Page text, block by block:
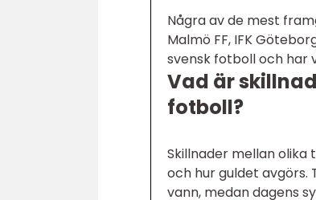
Några av de mest
Malmö FF, IFK
svensk fotboll och har
Vad är
fotboll?
Skillnader mellan
och hur guldet avgörs.
vann, medan dagens